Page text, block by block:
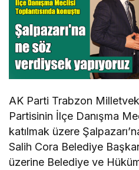
AK Parti Trabzon
Partisinin İlçe Danışma
katılmak üzere
Salih Cora Belediye
üzerine Belediye ve